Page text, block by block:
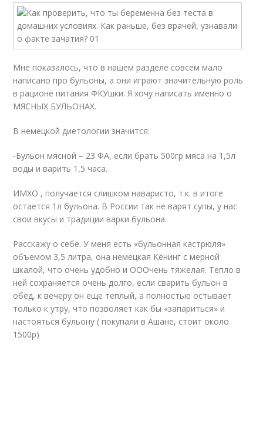
Мне показалось, что в нашем разделе совсем мало
написано про бульоны, а они играют значительную роль
в рационе питания ФКУшки. Я хочу написать именно о
МЯСНЫХ БУЛЬОНАХ.
В немецкой диетологии значится:
-Бульон мясной – 23 ФА, если брать 500гр мяса на 1,5л
воды и варить 1,5 часа.
ИМХО , получается слишком наваристо, т.к. в итоге
остается 1л бульона. В России так не варят супы, у нас
свои вкусы и традиции варки бульона.
Расскажу о себе. У меня есть «бульонная кастрюля»
объемом 3,5 литра, она немецкая Кёнинг с мерной
шкалой, что очень удобно и ОООчень тяжелая. Тепло в
ней сохраняется очень долго, если сварить бульон в
обед, к вечеру он еще теплый, а полностью остывает
только к утру, что позволяет как бы «запариться» и
настояться бульону ( покупали в Ашане, стоит около
1500р)